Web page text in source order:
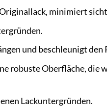
minimiert
und beschleunigt den
robuste Oberfläche, die
Lackuntergründen.